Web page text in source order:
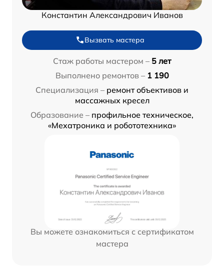
Константин Александрович Иванов
Вызвать мастера
Стаж работы мастером – 5 лет
Выполнено ремонтов – 1 190
Специализация – ремонт объективов и
массажных кресел
Образование – профильное техническое,
«Мехатроника и робототехника»
Вы можете ознакомиться с сертификатом
мастера